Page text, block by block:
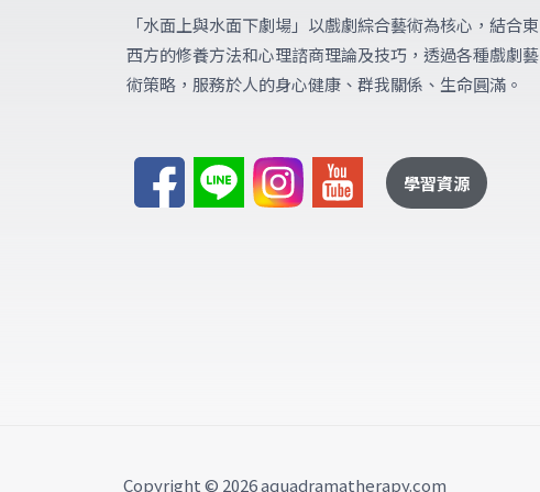
「水面上與水面下劇場」 以戲劇綜合藝術為核心，結合東
西方的修養方法和心理諮商理論及技巧，透過各種戲劇藝
術策略，服務於人的身心健康、群我關係、生命圓滿。
學習資源
Copyright © 2026 aquadramatherapy.com